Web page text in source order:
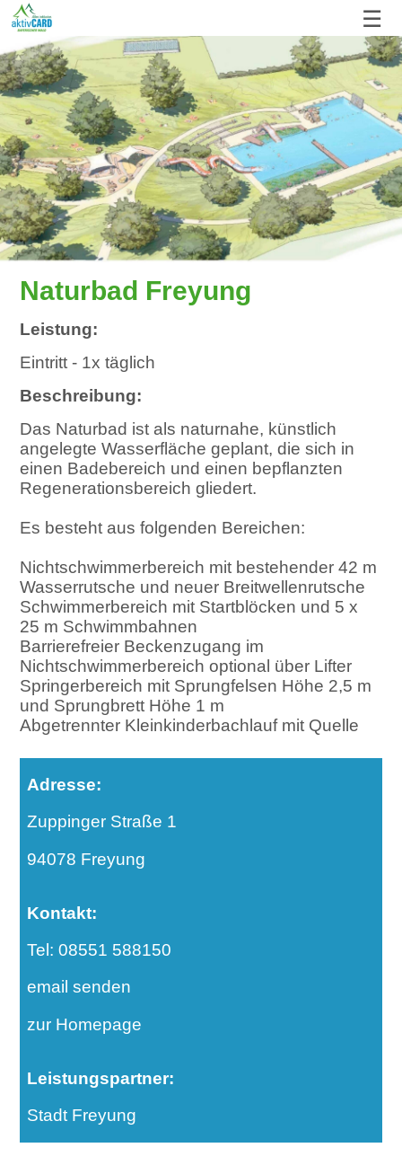
☰
Naturbad Freyung
Leistung:
Eintritt - 1x täglich
Beschreibung:
Das Naturbad ist als naturnahe, künstlich
angelegte Wasserfläche geplant, die sich in
einen Badebereich und einen bepflanzten
Regenerationsbereich gliedert.
Es besteht aus folgenden Bereichen:
Nichtschwimmerbereich mit bestehender 42 m
Wasserrutsche und neuer Breitwellenrutsche
Schwimmerbereich mit Startblöcken und 5 x
25 m Schwimmbahnen
Barrierefreier Beckenzugang im
Nichtschwimmerbereich optional über Lifter
Springerbereich mit Sprungfelsen Höhe 2,5 m
und Sprungbrett Höhe 1 m
Abgetrennter Kleinkinderbachlauf mit Quelle
Adresse:
Zuppinger Straße 1
94078 Freyung
Kontakt:
Tel: 08551 588150
email senden
zur Homepage
Leistungspartner:
Stadt Freyung